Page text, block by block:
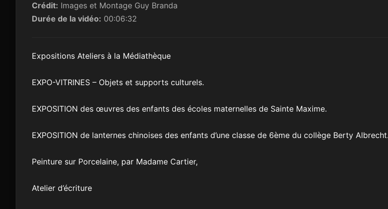
Crédit: Images et Montage Guy Branda
Durée de la vidéo: 00:06:32
Expositions Ateliers à la Médiathèque
EXPO-VITRINES – Objets et supports culturels.
EXPOSITION des œuvres des enfants des écoles maternelles de Sainte Maxime.
EXPOSITION de lanternes chinoises des enfants d’une classe de 6ème du collège Berty Albrecht.
Peinture sur Porcelaine, par Madame Cartier,
Atelier d’écriture